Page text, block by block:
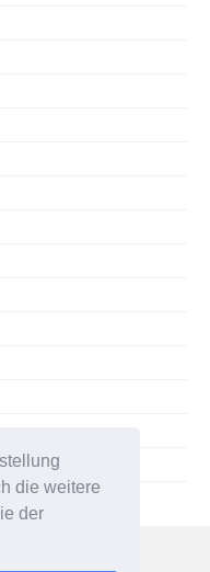
die weitere
der